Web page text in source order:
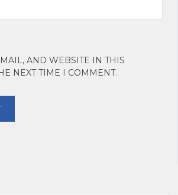
AND WEBSITE IN THIS
NEXT TIME I COMMENT.